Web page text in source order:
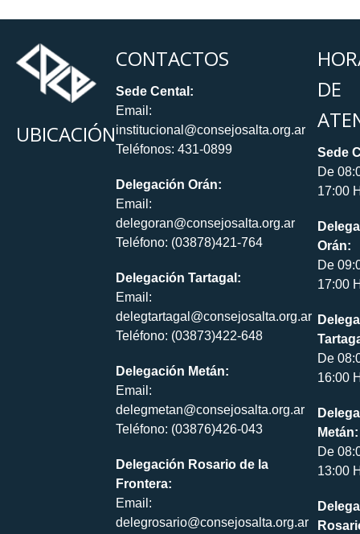
UBICACIÓN
CONTACTOS
Sede Cental:
Email:
institucional@consejosalta.org.ar
Teléfonos: 431-0899
Delegación Orán:
Email:
delegoran@consejosalta.org.ar
Teléfono: (03878)421-764
Delegación Tartagal:
Email:
delegtartagal@consejosalta.org.ar
Teléfono: (03873)422-648
Delegación Metán:
Email:
delegmetan@consejosalta.org.ar
Teléfono: (03876)426-043
Delegación Rosario de la
Frontera:
Email:
delegrosario@consejosalta.org.ar
DE
Sede
De
17:00
Orán:
De
17:00
De
16:00
Metán:
De
13:00